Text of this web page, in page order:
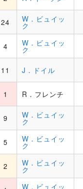
24 W．ビュイッ
ク
4 W．ビュイッ
ク
11 J．ドイル
1 R．フレンチ
9 W．ビュイッ
ク
5 W．ビュイッ
ク
2 W．ビュイッ
ク
W．ビュイッ